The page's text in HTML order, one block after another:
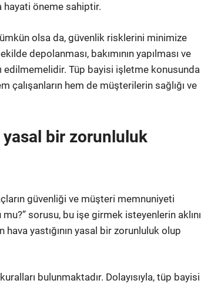
hayati öneme sahiptir.
olsa da, güvenlik risklerini minimize
depolanması, bakımının yapılması ve
Tüp bayisi işletme konusunda
çalışanların hem de müşterilerin sağlığı ve
yasal bir zorunluluk
güvenliği ve müşteri memnuniyeti
sorusu, bu işe girmek isteyenlerin aklını
yastığının yasal bir zorunluluk olup
bulunmaktadır. Dolayısıyla, tüp bayisi